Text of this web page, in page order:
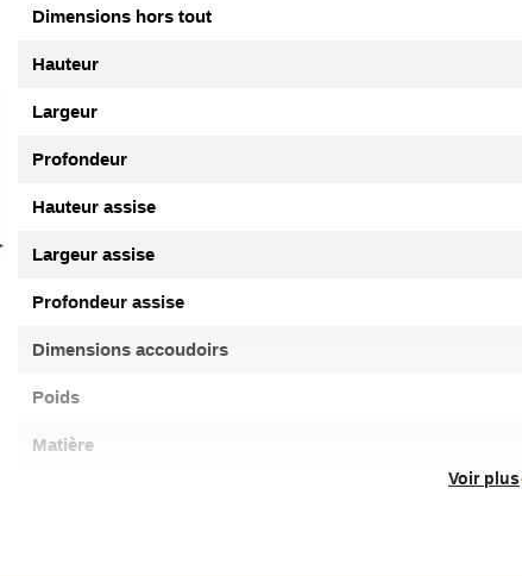
Dimensions hors tout
Hauteur
Largeur
Profondeur
Hauteur assise
Largeur assise
Profondeur assise
Dimensions accoudoirs
Poids
Matière
Nettoyage à sec au pressing ou Lavage en
Voir plus